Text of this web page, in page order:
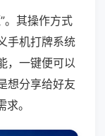
。其操作方式
手机打牌系统
，一键便可以
想分享给好友
。